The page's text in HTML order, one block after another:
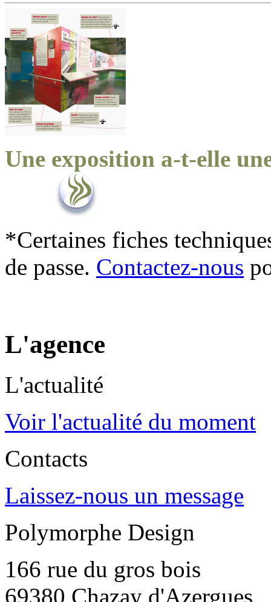
Une exposition a-t-elle
*Certaines fiches
de passe. Contactez-nous
L'agence
L'actualité
Voir l'actualité du moment
Contacts
Laissez-nous un message
Polymorphe Design
166 rue du gros bois
69380 Chazay d'Azergues